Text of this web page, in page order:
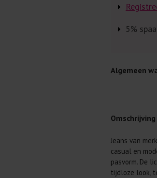
5%
Algemeen
Je wilt
Daarom
Lees altijd
Omschrijving
Jeans van
casual en
pasvorm. De
tijdloze look,